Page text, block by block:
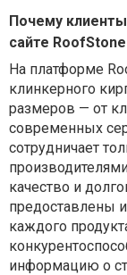
Почему
сайте RoofStone
На платформе
клинкерного
размеров — от
современных
сотрудничает
качество и
предоставлены
каждого
информацию о